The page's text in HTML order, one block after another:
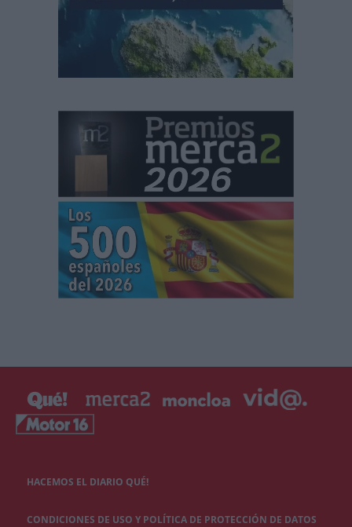
HACEMOS EL DIARIO QUÉ!
CONDICIONES DE USO Y POLÍTICA DE PROTECCIÓN DE DATOS